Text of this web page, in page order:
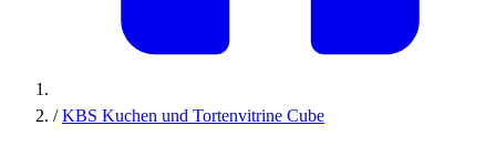
/ KBS Kuchen und Tortenvitrine Cube